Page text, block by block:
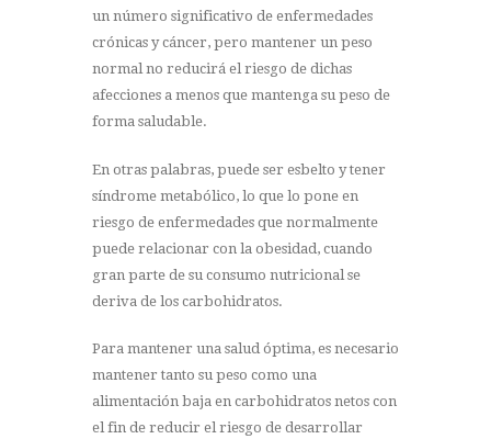
un número significativo de enfermedades
crónicas y cáncer, pero mantener un peso
normal no reducirá el riesgo de dichas
afecciones a menos que mantenga su peso de
forma saludable.
En otras palabras, puede ser esbelto y tener
síndrome metabólico, lo que lo pone en
riesgo de enfermedades que normalmente
puede relacionar con la obesidad, cuando
gran parte de su consumo nutricional se
deriva de los carbohidratos.
Para mantener una salud óptima, es necesario
mantener tanto su peso como una
alimentación baja en carbohidratos netos con
el fin de reducir el riesgo de desarrollar